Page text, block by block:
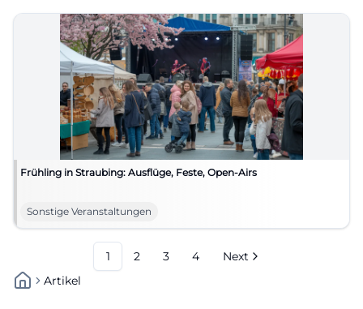
Frühling in Straubing: Ausflüge, Feste, Open-Airs
Sonstige Veranstaltungen
1 2 3 4
Next
Artikel